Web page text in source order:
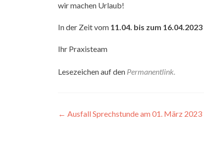
wir machen Urlaub!
In der Zeit vom 11.04. bis zum 16.04.2023
Ihr Praxisteam
Lesezeichen auf den Permanentlink.
Beitragsnavigation
← Ausfall Sprechstunde am 01. März 2023